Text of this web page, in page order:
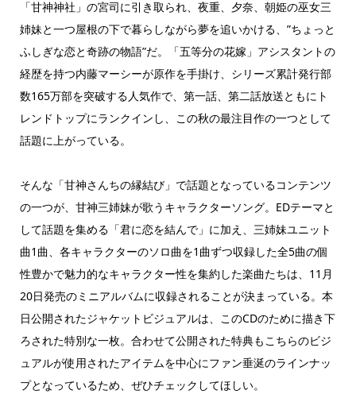
「甘神神社」の宮司に引き取られ、夜重、夕奈、朝姫の巫女三
姉妹と一つ屋根の下で暮らしながら夢を追いかける、”ちょっと
ふしぎな恋と奇跡の物語”だ。「五等分の花嫁」アシスタントの
経歴を持つ内藤マーシーが原作を手掛け、シリーズ累計発行部
数165万部を突破する人気作で、第一話、第二話放送ともにト
レンドトップにランクインし、この秋の最注目作の一つとして
話題に上がっている。
そんな「甘神さんちの縁結び」で話題となっているコンテンツ
の一つが、甘神三姉妹が歌うキャラクターソング。EDテーマと
して話題を集める「君に恋を結んで」に加え、三姉妹ユニット
曲1曲、各キャラクターのソロ曲を1曲ずつ収録した全5曲の個
性豊かで魅力的なキャラクター性を集約した楽曲たちは、11月
20日発売のミニアルバムに収録されることが決まっている。本
日公開されたジャケットビジュアルは、このCDのために描き下
ろされた特別な一枚。合わせて公開された特典もこちらのビジ
ュアルが使用されたアイテムを中心にファン垂涎のラインナッ
プとなっているため、ぜひチェックしてほしい。